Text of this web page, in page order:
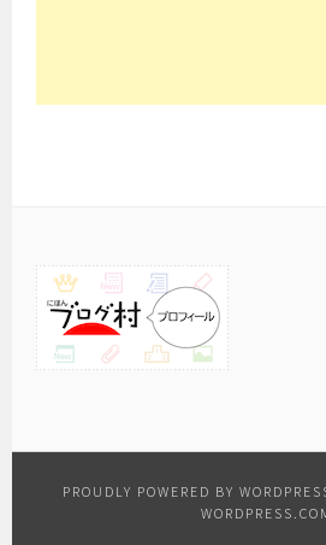
PROUDLY POWERED BY